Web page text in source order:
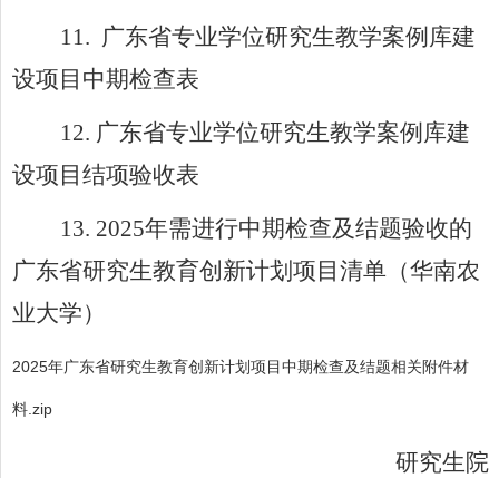
11. 广东省专业学位研究生教学案例库建
设项目中期检查表
12. 广东省专业学位研究生教学案例库建
设项目结项验收表
13. 2025年需进行中期检查及结题验收的
广东省研究生教育创新计划项目清单（华南农
业大学）
2025年广东省研究生教育创新计划项目中期检查及结题相关附件材
料.zip
研究生院